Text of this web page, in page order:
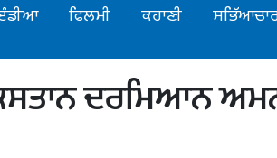
ਫਿਲਮੀ ਕਹਾਣੀ
ਦਰਮਿਆਨ